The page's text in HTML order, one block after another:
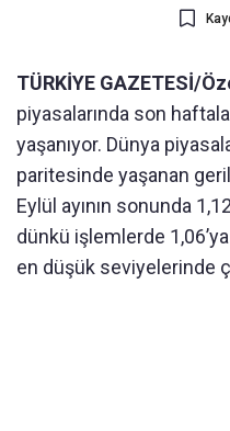
TÜRKİYE GAZETESİ/
piyasalarında son
yaşanıyor. Dünya
paritesinde yaşanan
Eylül ayının sonunda
dünkü işlemlerde
en düşük seviyelerinde